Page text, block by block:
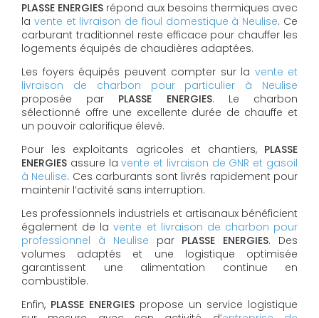
PLASSE ENERGIES répond aux besoins thermiques avec
la vente et livraison de fioul domestique à Neulise. Ce
carburant traditionnel reste efficace pour chauffer les
logements équipés de chaudières adaptées.
Les foyers équipés peuvent compter sur la vente et
livraison de charbon pour particulier à Neulise
proposée par PLASSE ENERGIES. Le charbon
sélectionné offre une excellente durée de chauffe et
un pouvoir calorifique élevé.
Pour les exploitants agricoles et chantiers, PLASSE
ENERGIES assure lavente et livraison de GNR et gasoil
à Neulise. Ces carburants sont livrés rapidement pour
maintenir l’activité sans interruption.
Les professionnels industriels et artisanaux bénéficient
également de lavente et livraison de charbon pour
professionnel à Neulise par PLASSE ENERGIES. Des
volumes adaptés et une logistique optimisée
garantissent une alimentation continue en
combustible.
Enfin, PLASSE ENERGIES propose un service logistique